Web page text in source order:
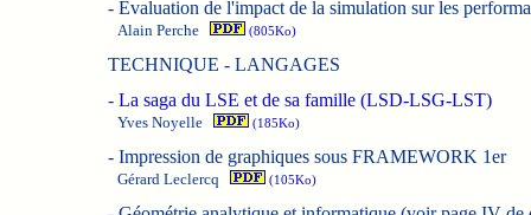
- Évaluation de l'impact de la simulation sur les
Alain Perche (805Ko)
TECHNIQUE - LANGAGES
- La saga du LSE et de sa famille (LSD-LSG-LST)
Yves Noyelle (185Ko)
- Impression de graphiques sous FRAMEWORK 1er
Gérard Leclercq (105Ko)